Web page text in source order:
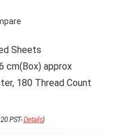
Sheets
cm(Box) approx
180 Thread Count
PST-Details)